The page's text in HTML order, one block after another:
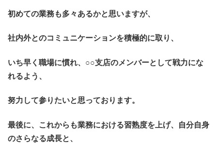
初めての業務も多々あるかと思いますが、
社内外とのコミュニケーションを積極的に取り、
いち早く職場に慣れ、○○支店のメンバーとして戦力にな
れるよう、
努力して参りたいと思っております。
最後に、これからも業務における習熟度を上げ、自分自身
のさらなる成長と、